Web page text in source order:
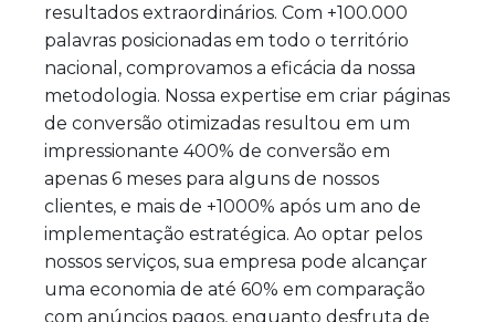
resultados extraordinários. Com +100.000
palavras posicionadas em todo o território
nacional, comprovamos a eficácia da nossa
metodologia. Nossa expertise em criar páginas
de conversão otimizadas resultou em um
impressionante 400% de conversão em
apenas 6 meses para alguns de nossos
clientes, e mais de +1000% após um ano de
implementação estratégica. Ao optar pelos
nossos serviços, sua empresa pode alcançar
uma economia de até 60% em comparação
com anúncios pagos, enquanto desfruta de